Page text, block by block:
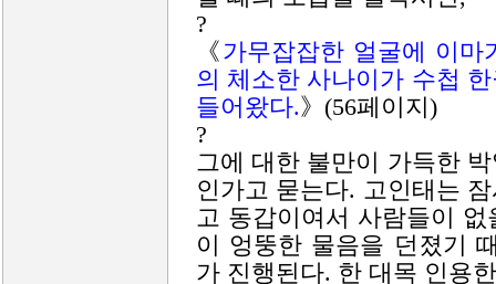
?
《가무잡잡한 얼굴에 이마
의 체소한 사나이가 수첩
들어왔다.》(56페이지)
?
그에 대한 불만이 가득한
인가고 묻는다. 고인태는
고 동갑이여서 사람들이
이 엉뚱한 물음을 던졌기
가 진행된다. 한 대목 인용